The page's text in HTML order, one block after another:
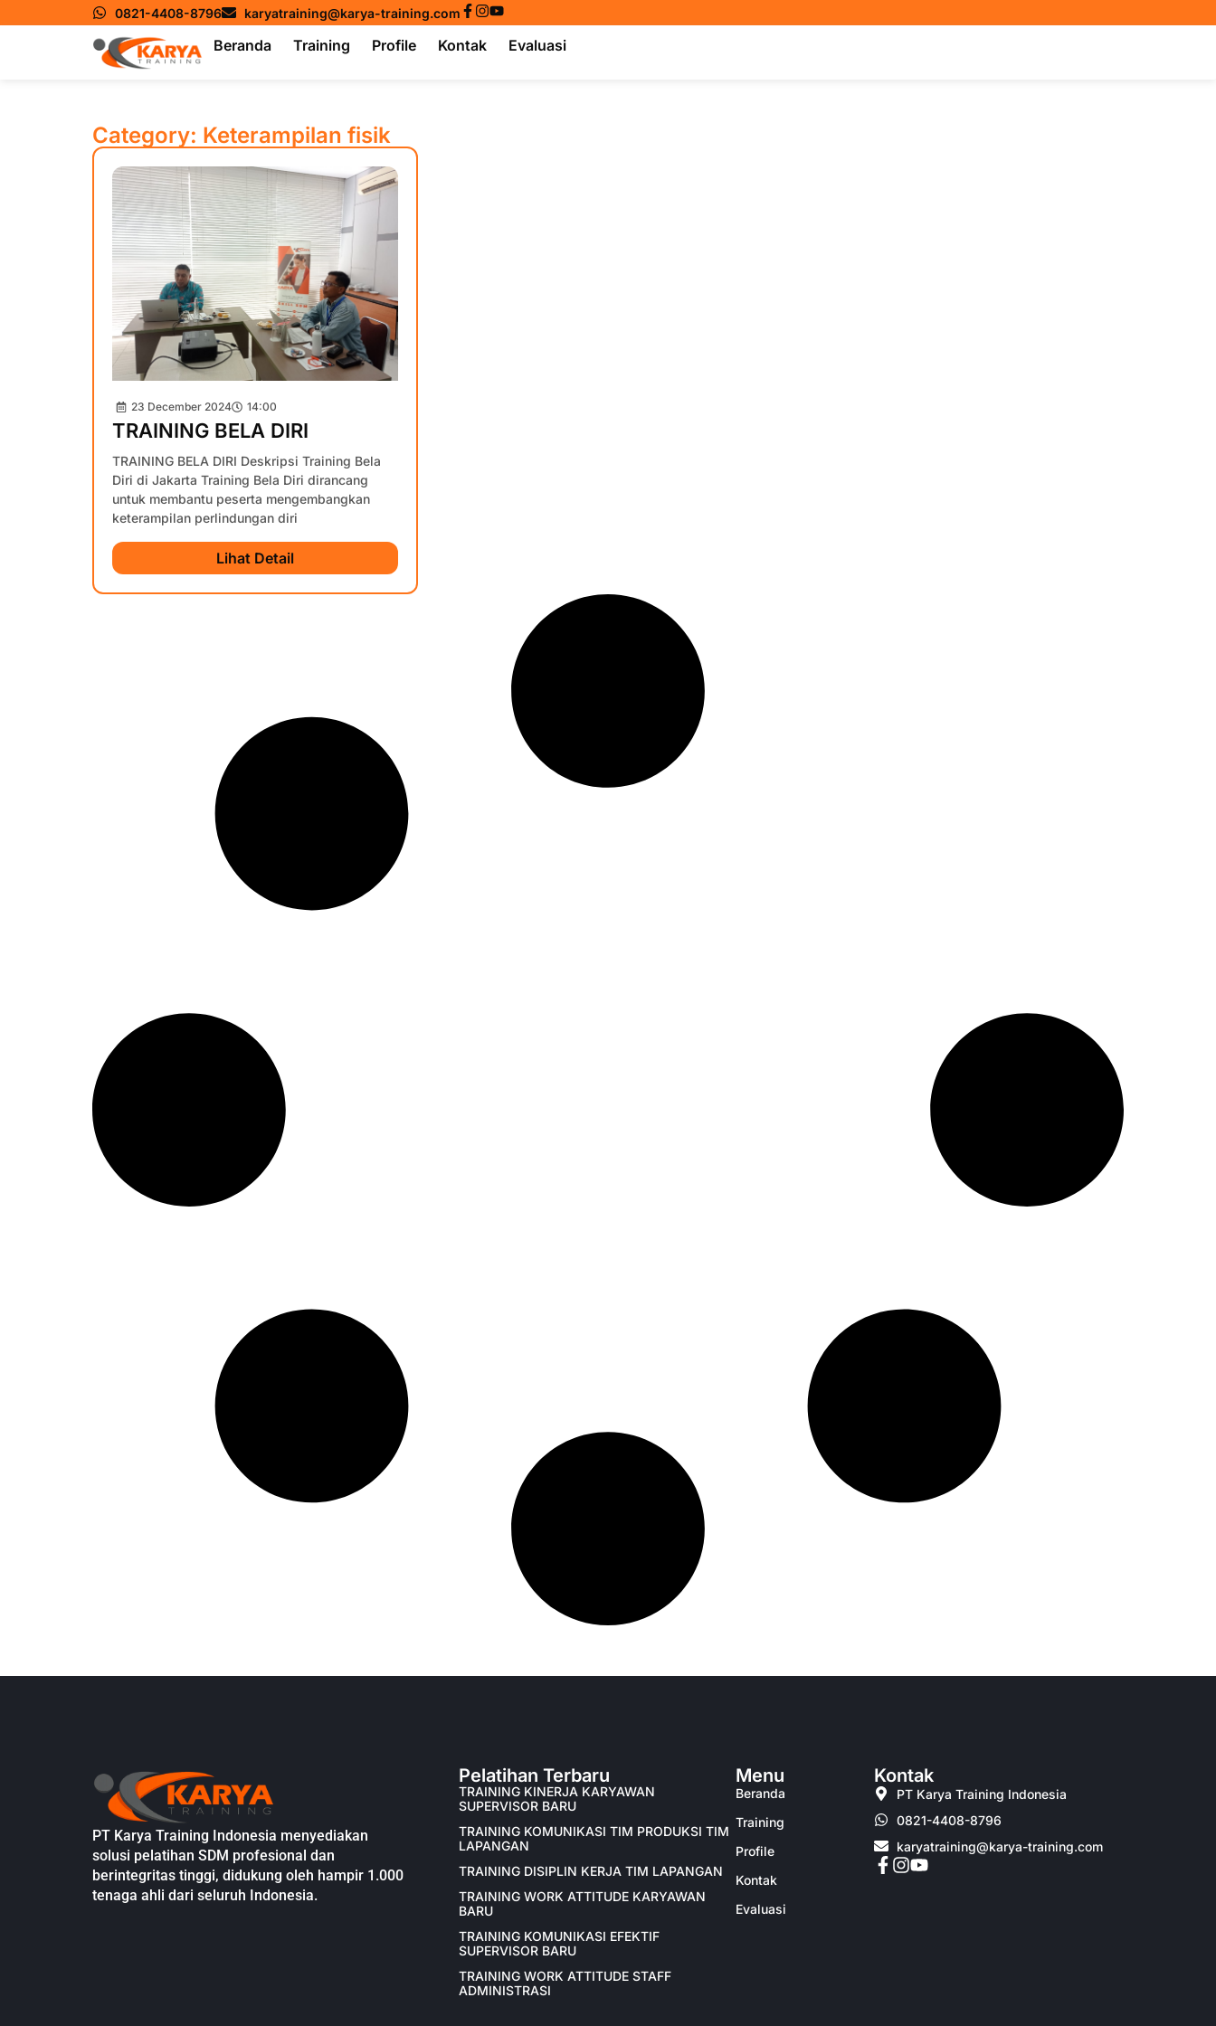
0821-4408-8796 karyatraining@karya-training.com
Beranda Training Profile Kontak Evaluasi
Category: Keterampilan fisik
23 December 2024 14:00
TRAINING BELA DIRI
TRAINING BELA DIRI Deskripsi Training Bela
Diri di Jakarta Training Bela Diri dirancang
untuk membantu peserta mengembangkan
keterampilan perlindungan diri
Lihat Detail
PT Karya Training Indonesia menyediakan
solusi pelatihan SDM profesional dan
berintegritas tinggi, didukung oleh hampir 1.000
tenaga ahli dari seluruh Indonesia.
Pelatihan Terbaru
TRAINING KINERJA KARYAWAN
SUPERVISOR BARU
TRAINING KOMUNIKASI TIM PRODUKSI TIM
LAPANGAN
TRAINING DISIPLIN KERJA TIM LAPANGAN
TRAINING WORK ATTITUDE KARYAWAN
BARU
TRAINING KOMUNIKASI EFEKTIF
SUPERVISOR BARU
TRAINING WORK ATTITUDE STAFF
ADMINISTRASI
Menu
Beranda
Training
Profile
Kontak
Evaluasi
Kontak
PT Karya Training Indonesia
0821-4408-8796
karyatraining@karya-training.com